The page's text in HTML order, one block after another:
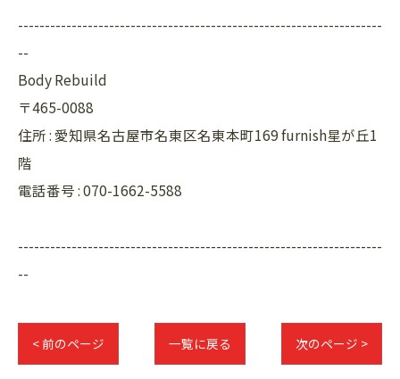
--------------------------------------------------------------------
--
Body Rebuild
〒465-0088
住所 : 愛知県名古屋市名東区名東本町169 furnish星が丘1
階
電話番号 : 070-1662-5588
--------------------------------------------------------------------
--
< 前のページ 一覧に戻る 次のページ >